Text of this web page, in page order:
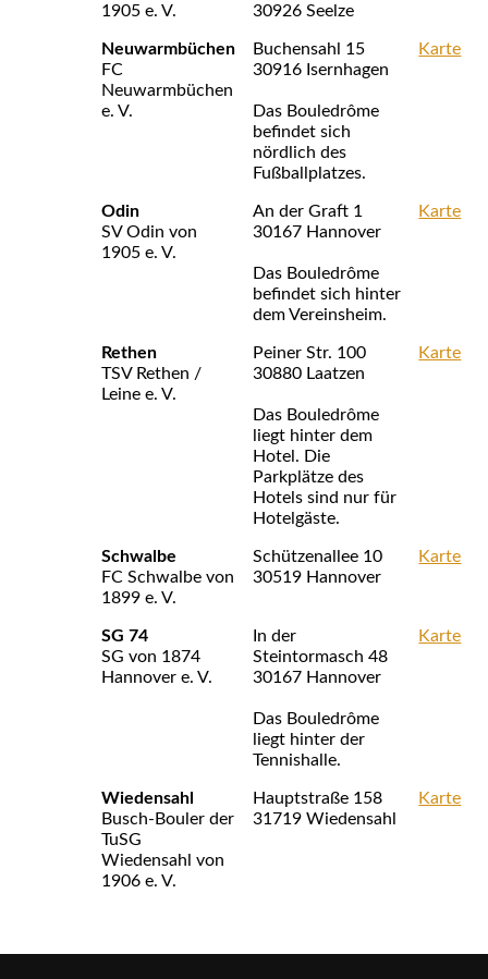
1905 e. V.
30926 Seelze
Neuwarmbüchen
FC
Neuwarmbüchen
e. V.
Buchensahl 15
30916 Isernhagen
Das Bouledrôme
befindet sich
nördlich des
Fußballplatzes.
Karte
Odin
SV Odin von
1905 e. V.
An der Graft 1
30167 Hannover
Das Bouledrôme
befindet sich hinter
dem Vereinsheim.
Karte
Rethen
TSV Rethen /
Leine e. V.
Peiner Str. 100
30880 Laatzen
Das Bouledrôme
liegt hinter dem
Hotel. Die
Parkplätze des
Hotels sind nur für
Hotelgäste.
Karte
Schwalbe
FC Schwalbe von
1899 e. V.
Schützenallee 10
30519 Hannover
Karte
SG 74
SG von 1874
Hannover e. V.
In der
Steintormasch 48
30167 Hannover
Das Bouledrôme
liegt hinter der
Tennishalle.
Karte
Wiedensahl
Busch-Bouler der
TuSG
Wiedensahl von
1906 e. V.
Hauptstraße 158
31719 Wiedensahl
Karte